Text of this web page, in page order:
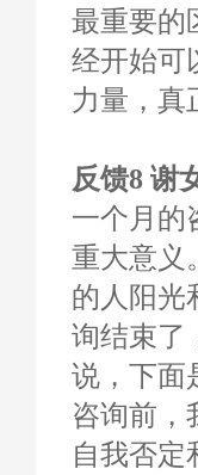
最重要的
经开始可
力量，真
反馈8 谢
一个月的
重大意义
的人阳光
询结束了
说，下面
咨询前，
自我否定